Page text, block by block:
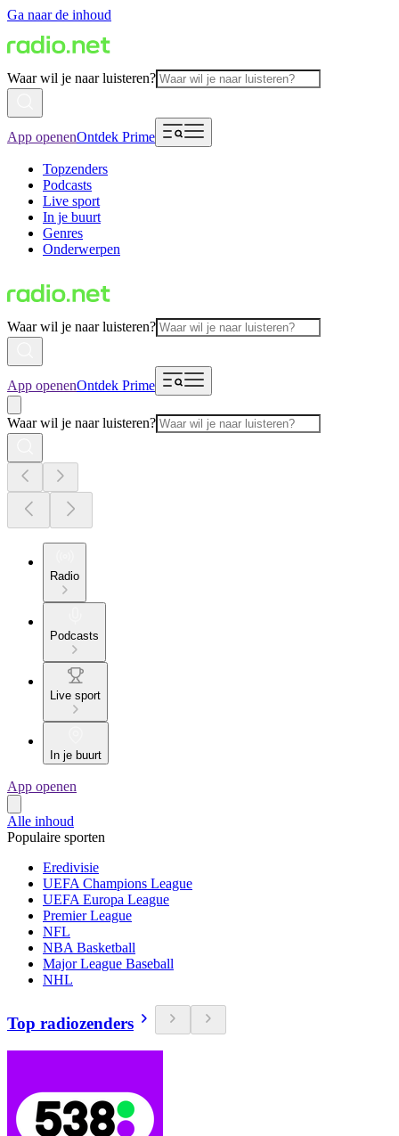
Ga naar de inhoud
Waar wil je naar luisteren?
App openenOntdek Prime
Topzenders
Podcasts
Live sport
In je buurt
Genres
Onderwerpen
Waar wil je naar luisteren?
App openenOntdek Prime
Waar wil je naar luisteren?
Radio
Podcasts
Live sport
In je buurt
App openen
Alle inhoud
Populaire sporten
Eredivisie
UEFA Champions League
UEFA Europa League
Premier League
NFL
NBA Basketball
Major League Baseball
NHL
Top radiozenders